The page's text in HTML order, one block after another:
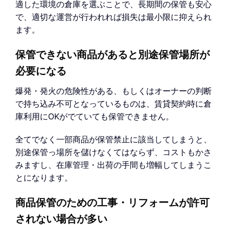
適した環境の倉庫を選ぶことで、長期間の保管も安心
で、適切な運営が行われれば損失は最小限に抑えられ
ます。
保管できない商品があると別途保管場所が
必要になる
爆発・発火の危険性がある、もしくはオーナーの判断
で持ち込み不可となっているものは、賃貸契約時に倉
庫利用にOKがでていても保管できません。
全てでなく一部商品が保管禁止に該当してしまうと、
別途保管っ場所を儲けなくてはならず、コストもかさ
みますし、在庫管理・出荷の手間も増幅してしまうこ
とになります。
商品保管のための工事・リフォームが許可
されない場合が多い